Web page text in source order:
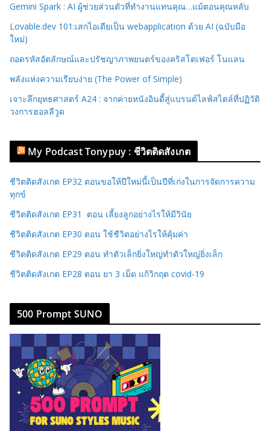
Gemini Spark : AI ผู้ช่วยส่วนตัวที่ทำงานแทนคุณ…แม้ตอนคุณหลับ
Lovable.dev 101:เสกไอเดียเป็น webapplication ด้วย AI (ฉบับมือ
ใหม่)
ถอดรหัสอัตลักษณ์และปรัชญาภาพยนตร์ของคริสโตเฟอร์ โนแลน
พลังแห่งความเรียบง่าย (The Power of Simple)
เจาะลึกยุทธศาสตร์ A24 : จากค่ายหนังอินดี้สู่แบรนด์ไลฟ์สไตล์ที่ปฏิวัติ
วงการฮอลลีวูด
My Podcast Tonypuy : ชีวิตติดสังเกต
ชีวิตติดสังเกต EP32 ตอนขอให้ปีใหม่นี้เป็นปีที่เก่งในการจัดการความ
ทุกข์
ชีวิตติดสังเกต EP31 ตอน เลี้ยงลูกอย่างไรให้มีวินัย
ชีวิตติดสังเกต EP30 ตอน ใช้ชีวิตอย่างไรให้คุ้มค่า
ชีวิตติดสังเกต EP29 ตอน ทำตัวเล็กยิ่งใหญ่ทำตัวใหญ่ยิ่งเล็ก
ชีวิตติดสังเกต EP28 ตอน ยา 3 เม็ด แก้วิกฤต covid-19
500 Prompt SUNO